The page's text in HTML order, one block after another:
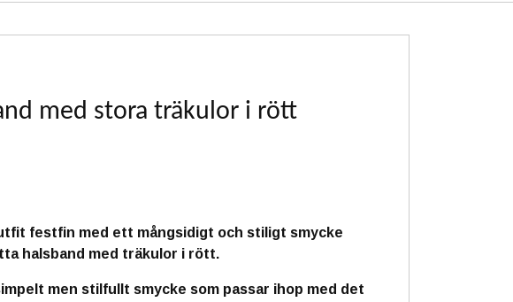
med stora träkulor i rött
festfin med ett mångsidigt och stiligt smycke
halsband med träkulor i rött.
men stilfullt smycke som passar ihop med det